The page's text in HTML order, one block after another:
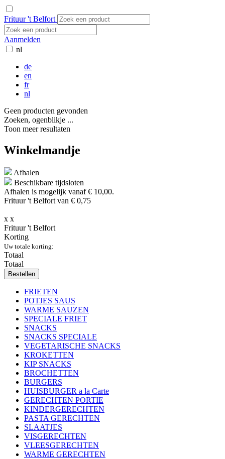
Frituur 't Belfort
Aanmelden
nl
de
en
fr
nl
Geen producten gevonden
Zoeken, ogenblikje ...
Toon meer resultaten
Winkelmandje
Afhalen
Beschikbare tijdsloten
Afhalen is mogelijk vanaf€ 10,00.
Frituur 't Belfort van € 0,75
x x
Frituur 't Belfort
Korting
Uw totale korting:
Totaal
Totaal
Bestellen
FRIETEN
POTJES SAUS
WARME SAUZEN
SPECIALE FRIET
SNACKS
SNACKS SPECIALE
VEGETARISCHE SNACKS
KROKETTEN
KIP SNACKS
BROCHETTEN
BURGERS
HUISBURGER a la Carte
GERECHTEN PORTIE
KINDERGERECHTEN
PASTA GERECHTEN
SLAATJES
VISGERECHTEN
VLEESGERECHTEN
WARME GERECHTEN